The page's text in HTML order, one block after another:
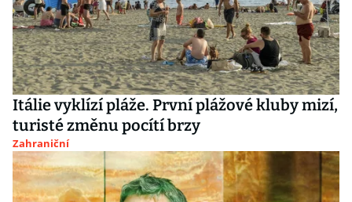
Itálie vyklízí pláže. První plážové kluby mizí,
turisté změnu pocítí brzy
Zahraniční